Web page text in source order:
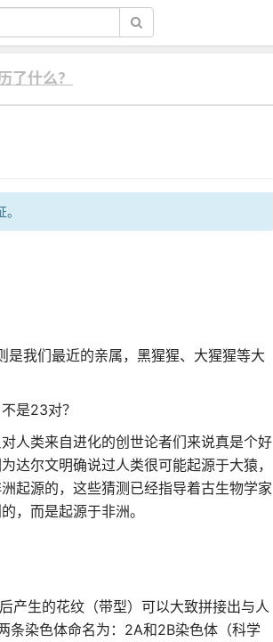
了什么？
我们最近的亲属，黑猩猩、大猩猩等大
是23对？
人类来自进化的创世论者们来说真是个好
达尔文明确说过人类很可能起源于大猿，
起源的，这些猜测已经指导着古生物学家
，而是起源于非洲。
产生的花纹（带型）可以大致拼接出与人
条染色体命名为：2A和2B染色体（科学